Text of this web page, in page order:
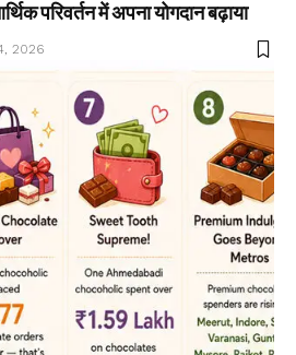
परिवर्तन में अपना योगदान बढ़ाया
2026